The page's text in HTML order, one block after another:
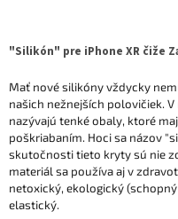
"Silikón" pre iPhone XR čiže
Mať nové silikóny vždycky
našich nežnejších polovičiek.
nazývajú tenké obaly, ktoré
poškriabaním. Hoci sa názov
skutočnosti tieto kryty sú nie
materiál sa používa aj v
netoxický, ekologický
elastický.